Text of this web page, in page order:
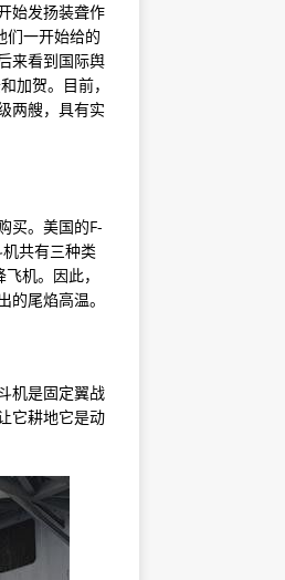
始发扬装聋作
们一开始给的
来看到国际舆
加贺。目前，
两艘，具有实
买。美国的F-
共有三种类
机。因此，
尾焰高温。
机是固定翼战
它耕地它是动